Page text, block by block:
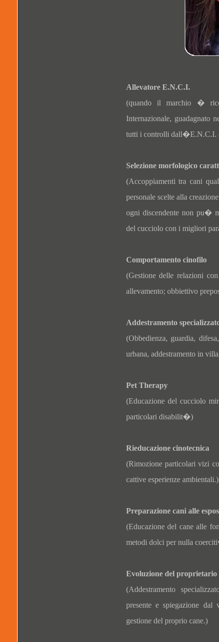
Allevatore E.N.C.I.
(quando il marchio �
Internazionale,
tutti i controlli dall�E.N.C.I.
Selezione morfologico
(Accoppiamenti tra cani
personale scelte alla
ogni discendente non pu�
del cucciolo con i migliori
Comportamento cinofilo
(Gestione delle relazioni
allevamento; obbiettivo
Addestramento
(Obbedienza, guardia,
urbana, addestramento in
Pet Therapy
(Educazione del cucciolo
particolari disabilit�)
Rieducazione cinotecnica
(Rimozione particolari vizi
cattive esperienze ambientali.)
Preparazione cani alle
(Educazione del cane alle
metodi dolci per nulla
Evoluzione del proprietario
(Addestramento
presente e spiegazione
gestione del proprio cane.)